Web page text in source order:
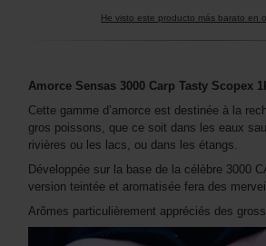
He visto este producto más barato en
Amorce Sensas 3000 Carp Tasty Scopex
Cette gamme d’amorce est destinée à la
gros poissons, que ce soit dans les eaux
rivières ou les lacs, ou dans les étangs.
Développée sur la base de la célèbre 3000
version teintée et aromatisée fera des
Arômes particulièrement appréciés des